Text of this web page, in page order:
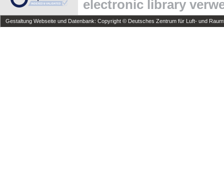
electronic library
Gestaltung Webseite und Datenbank: Copyright © Deutsches Zentrum für Luft- und